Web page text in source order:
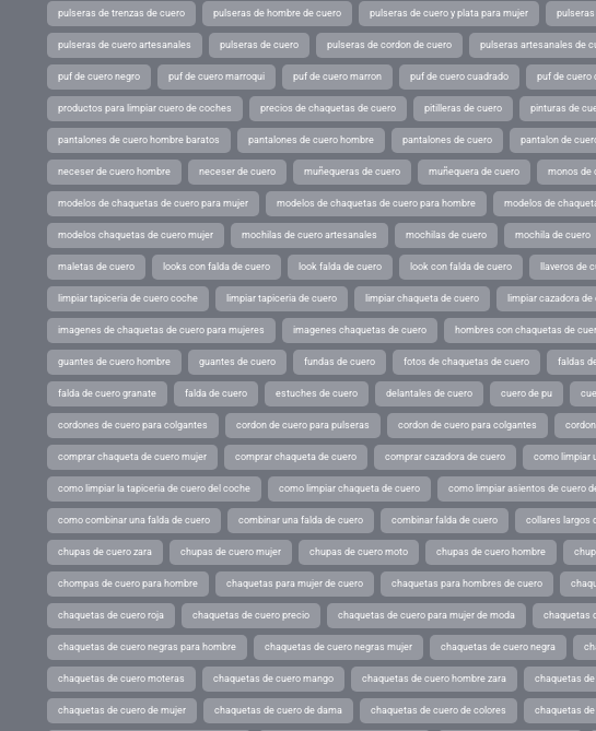
pulseras de trenzas de cuero pulseras de hombre de cuero pulseras de cuero y plata para mujer pulseras
pulseras de cuero artesanales pulseras de cuero pulseras de cordon de cuero pulseras artesanales de
puf de cuero negro puf de cuero marroqui puf de cuero marron puf de cuero cuadrado puf de cuero
productos para limpiar cuero de coches precios de chaquetas de cuero pitilleras de cuero pinturas de
pantalones de cuero hombre baratos pantalones de cuero hombre pantalones de cuero pantalon de
neceser de cuero hombre neceser de cuero muñequeras de cuero muñequera de cuero monos de
modelos de chaquetas de cuero para mujer modelos de chaquetas de cuero para hombre modelos de
modelos chaquetas de cuero mujer mochilas de cuero artesanales mochilas de cuero mochila de cuero
maletas de cuero looks con falda de cuero look falda de cuero look con falda de cuero llaveros de
limpiar tapiceria de cuero coche limpiar tapiceria de cuero limpiar chaqueta de cuero limpiar cazadora de
imagenes de chaquetas de cuero para mujeres imagenes chaquetas de cuero hombres con chaquetas de
guantes de cuero hombre guantes de cuero fundas de cuero fotos de chaquetas de cuero faldas
falda de cuero granate falda de cuero estuches de cuero delantales de cuero cuero de pu
cordones de cuero para colgantes cordon de cuero para pulseras cordon de cuero para colgantes
comprar chaqueta de cuero mujer comprar chaqueta de cuero comprar cazadora de cuero como limpiar
como limpiar la tapiceria de cuero del coche como limpiar chaqueta de cuero como limpiar asientos de cuero
como combinar una falda de cuero combinar una falda de cuero combinar falda de cuero collares largos
chupas de cuero zara chupas de cuero mujer chupas de cuero moto chupas de cuero hombre
chompas de cuero para hombre chaquetas para mujer de cuero chaquetas para hombres de cuero
chaquetas de cuero roja chaquetas de cuero precio chaquetas de cuero para mujer de moda chaquetas
chaquetas de cuero negras para hombre chaquetas de cuero negras mujer chaquetas de cuero negra
chaquetas de cuero moteras chaquetas de cuero mango chaquetas de cuero hombre zara chaquetas
chaquetas de cuero de mujer chaquetas de cuero de dama chaquetas de cuero de colores chaquetas